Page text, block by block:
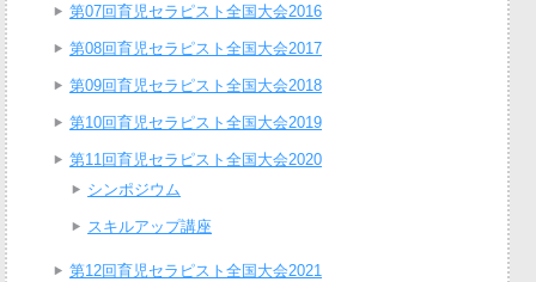
第07回育児セラピスト全国大会2016
第08回育児セラピスト全国大会2017
第09回育児セラピスト全国大会2018
第10回育児セラピスト全国大会2019
第11回育児セラピスト全国大会2020
シンポジウム
スキルアップ講座
第12回育児セラピスト全国大会2021